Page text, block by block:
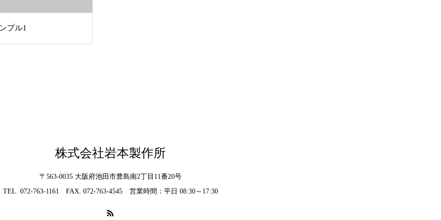
プル1
株式会社岩本製作所
〒563-0035 大阪府池田市豊島南2丁目11番20号
TEL. 072-763-1161 FAX. 072-763-4545 営業時間：平日 08:30～17:30